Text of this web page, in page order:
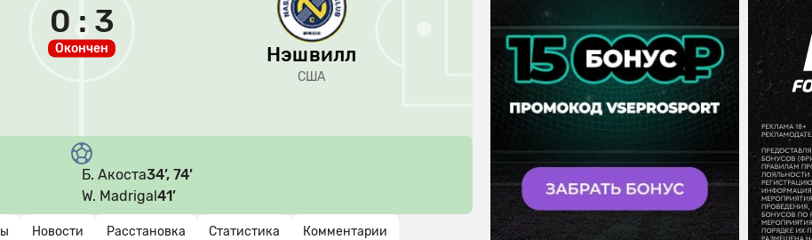
Окончен
0 : 3
Нэшвилл
США
Б. Акоста34’, 74’
W. Madrigal41’
Новости Расстановка Статистика Комментарии